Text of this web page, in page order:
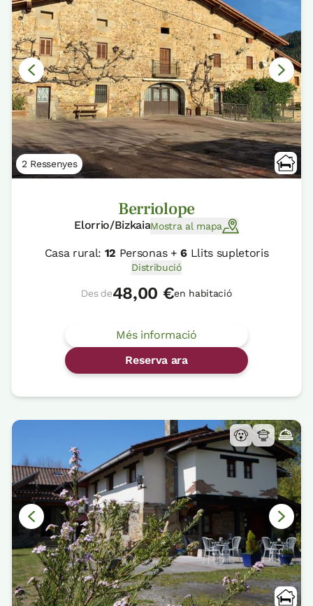
2 Ressenyes
Berriolope
Elorrio/BizkaiaMostra al mapa
Casa rural: 12 Personas +6Llits supletoris
Distribució
Des de48,00 €en habitació
Més informació
Reserva ara